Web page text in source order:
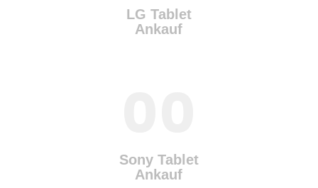
ANKAUF – SERVICE
LG Tablet
Ankauf
Sony Tablet
Ankauf